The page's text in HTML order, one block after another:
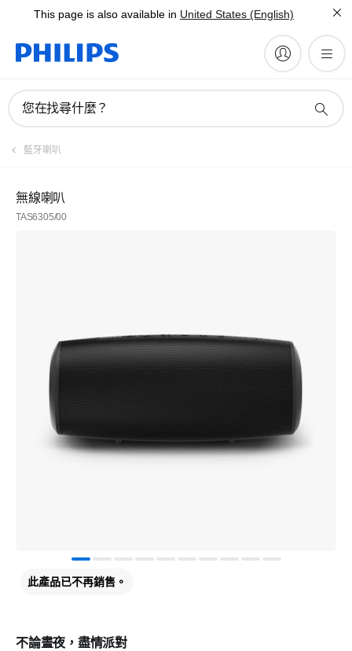
This page is also available in United States (English)
您在找尋什麼？
藍牙喇叭
無線喇叭
TAS6305/00
不論晝夜，盡情派對
此產品已不再銷售。